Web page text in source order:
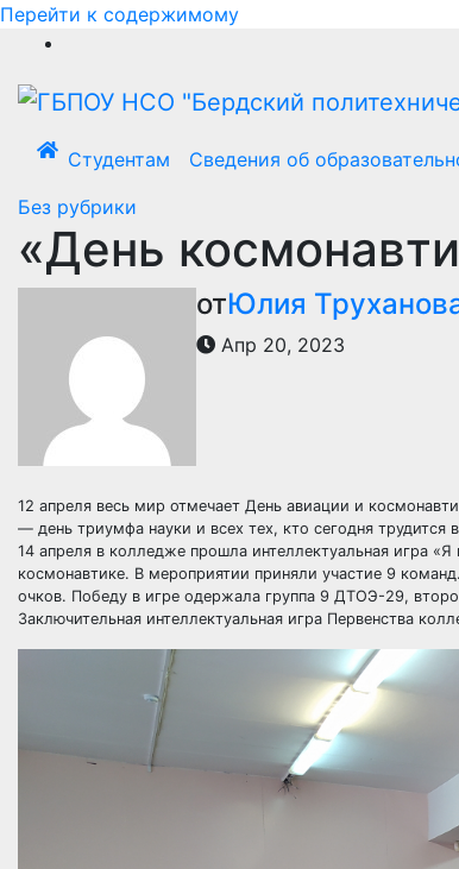
Перейти к содержимому
Студентам Сведения об
Без рубрики
«День
отЮлия
Апр 20, 2023
12 апреля весь мир отмечает День авиации и
— день триумфа науки и всех тех, кто сегодня трудится
14 апреля в колледже прошла интеллектуальная игра
космонавтике. В мероприятии приняли участие 9
очков. Победу в игре одержала группа 9 ДТОЭ-29,
Заключительная интеллектуальная игра Первенства